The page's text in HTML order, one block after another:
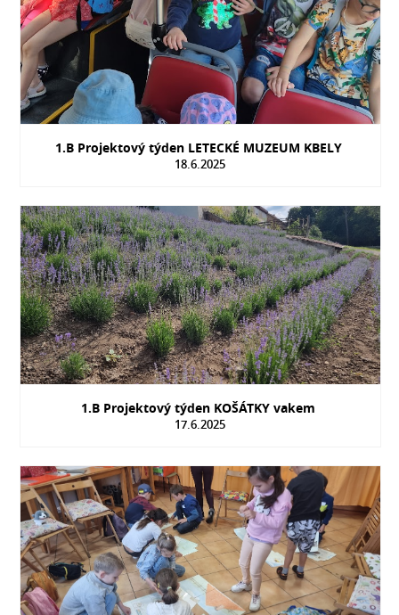
1.B Projektový týden LETECKÉ MUZEUM KBELY
18.6.2025
1.B Projektový týden KOŠÁTKY vakem
17.6.2025